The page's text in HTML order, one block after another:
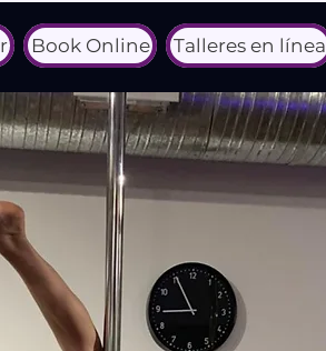
Book Online Talleres en línea